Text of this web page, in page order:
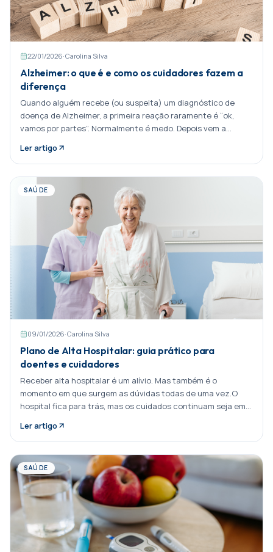
22/01/2026·Carolina Silva
Alzheimer: o que é e como os cuidadores fazem a
diferença
Quando alguém recebe (ou suspeita) um diagnóstico de
doença de Alzheimer, a primeira reação raramente é “ok,
vamos por partes”. Normalmente é medo. Depois vem a
Ler artigo
SAÚDE
09/01/2026·Carolina Silva
Plano de Alta Hospitalar: guia prático para
doentes e cuidadores
Receber alta hospitalar é um alívio. Mas também é o
momento em que surgem as dúvidas todas de uma vez.O
hospital fica para trás, mas os cuidados continuam seja em
Ler artigo
SAÚDE